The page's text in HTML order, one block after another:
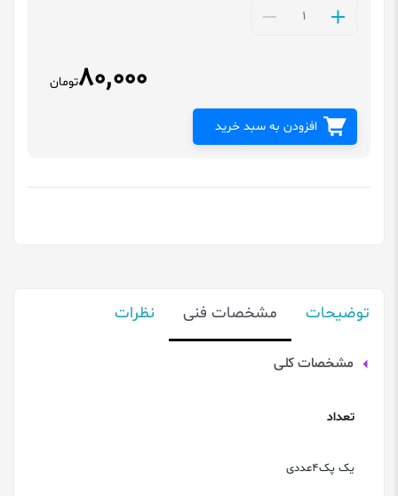
80,000تومان
افزودن به سبد خرید
توضیحات مشخصات فنی نظرات
مشخصات کلی
تعداد
یک پک4عددی